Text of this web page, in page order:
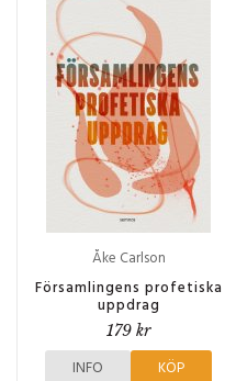
Åke Carlson
Församlingens profetiska
uppdrag
179 kr
INFO KÖP